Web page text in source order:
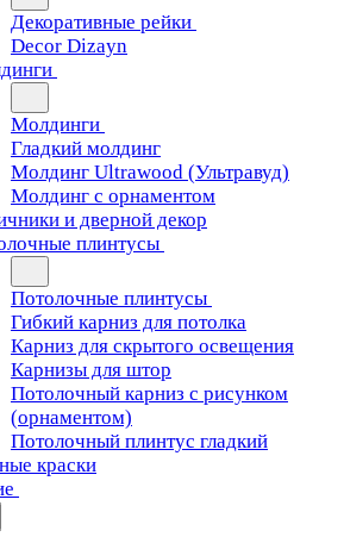
Декоративные рейки
Decor Dizayn
Молдинги
Гладкий молдинг
Молдинг Ultrawood (Ультравуд)
Молдинг с орнаментом
и дверной декор
плинтусы
Потолочные плинтусы
Гибкий карниз для потолка
Карниз для скрытого освещения
Карнизы для штор
Потолочный карниз с рисунком
(орнаментом)
Потолочный плинтус гладкий
краски